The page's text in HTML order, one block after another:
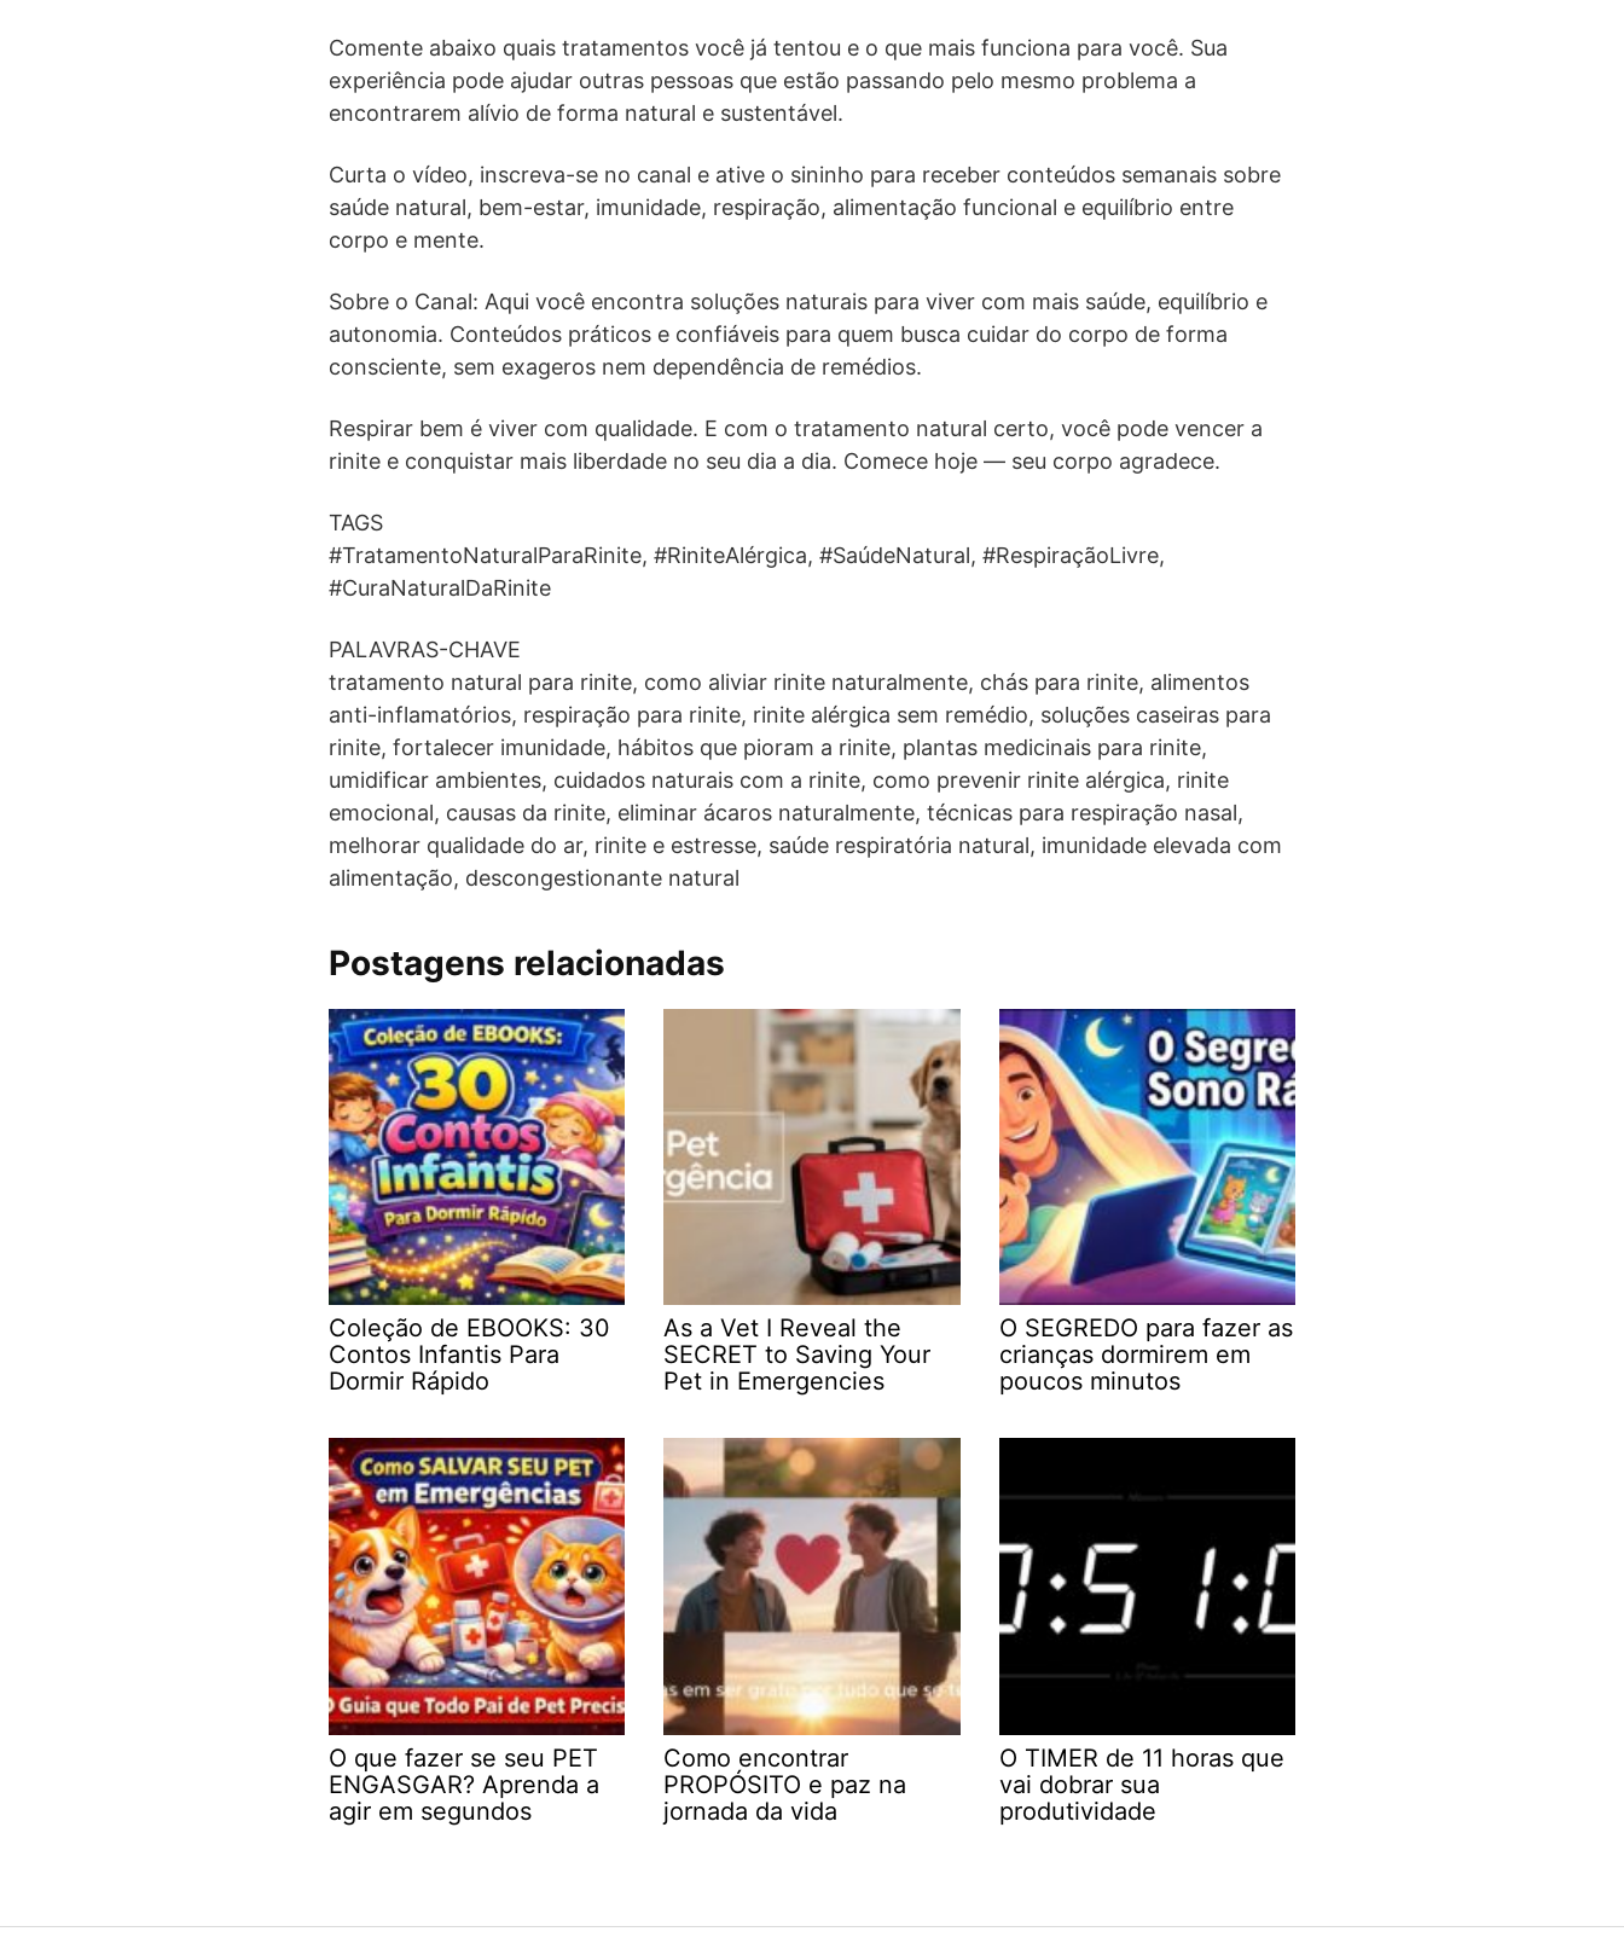
Comente abaixo quais tratamentos você já tentou e o que mais funciona para você. Sua
experiência pode ajudar outras pessoas que estão passando pelo mesmo problema a
encontrarem alívio de forma natural e sustentável.
Curta o vídeo, inscreva-se no canal e ative o sininho para receber conteúdos semanais sobre
saúde natural, bem-estar, imunidade, respiração, alimentação funcional e equilíbrio entre
corpo e mente.
Sobre o Canal: Aqui você encontra soluções naturais para viver com mais saúde, equilíbrio e
autonomia. Conteúdos práticos e confiáveis para quem busca cuidar do corpo de forma
consciente, sem exageros nem dependência de remédios.
Respirar bem é viver com qualidade. E com o tratamento natural certo, você pode vencer a
rinite e conquistar mais liberdade no seu dia a dia. Comece hoje — seu corpo agradece.
TAGS
#TratamentoNaturalParaRinite, #RiniteAlérgica, #SaúdeNatural, #RespiraçãoLivre,
#CuraNaturalDaRinite
PALAVRAS-CHAVE
tratamento natural para rinite, como aliviar rinite naturalmente, chás para rinite, alimentos
anti-inflamatórios, respiração para rinite, rinite alérgica sem remédio, soluções caseiras para
rinite, fortalecer imunidade, hábitos que pioram a rinite, plantas medicinais para rinite,
umidificar ambientes, cuidados naturais com a rinite, como prevenir rinite alérgica, rinite
emocional, causas da rinite, eliminar ácaros naturalmente, técnicas para respiração nasal,
melhorar qualidade do ar, rinite e estresse, saúde respiratória natural, imunidade elevada com
alimentação, descongestionante natural
Postagens relacionadas
Coleção de EBOOKS: 30
Contos Infantis Para
Dormir Rápido
As a Vet I Reveal the
SECRET to Saving Your
Pet in Emergencies
O SEGREDO para fazer as
crianças dormirem em
poucos minutos
O que fazer se seu PET
ENGASGAR? Aprenda a
agir em segundos
Como encontrar
PROPÓSITO e paz na
jornada da vida
O TIMER de 11 horas que
vai dobrar sua
produtividade